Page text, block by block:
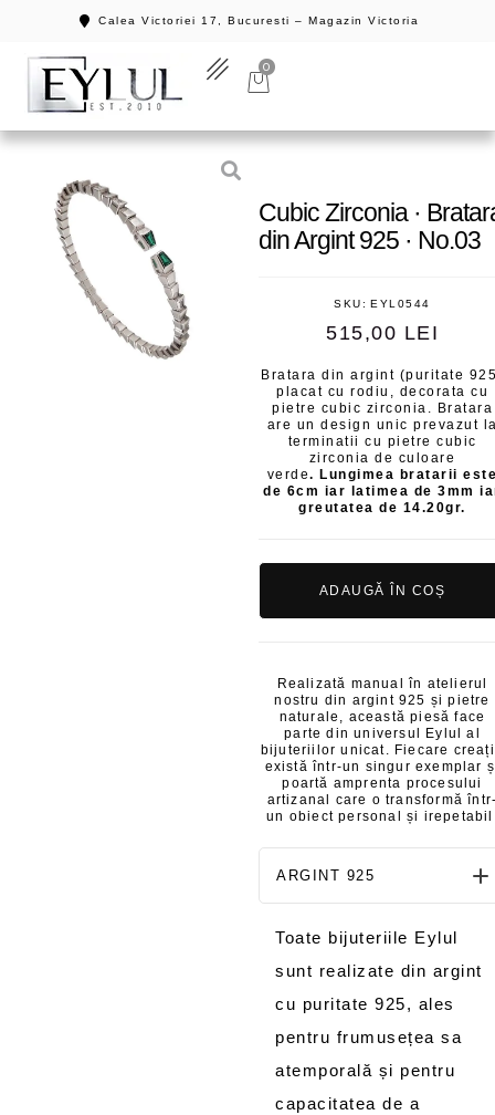
Calea Victoriei 17, Bucuresti – Magazin Victoria
0
Cubic Zirconia ·
din Argint 925 · No.03
SKU: EYL0544
515,00 LEI
Bratara din argint (puritate
placat cu rodiu, decorata cu
pietre cubic zirconia. Bratara
are un design unic prevazut
terminatii cu pietre cubic
zirconia de culoare
verde. Lungimea bratarii
de 6cm iar latimea de 3mm
greutatea de 14.20gr.
ADAUGĂ ÎN COȘ
Realizată manual în atelierul
nostru din argint 925 și pietre
naturale, această piesă face
parte din universul Eylul al
bijuteriilor unicat. Fiecare
există într-un singur exemplar
poartă amprenta procesului
artizanal care o transformă
un obiect personal și
ARGINT 925
Toate bijuteriile Eylul
sunt realizate din argint
cu puritate 925, ales
pentru frumusețea sa
atemporală și pentru
capacitatea de a